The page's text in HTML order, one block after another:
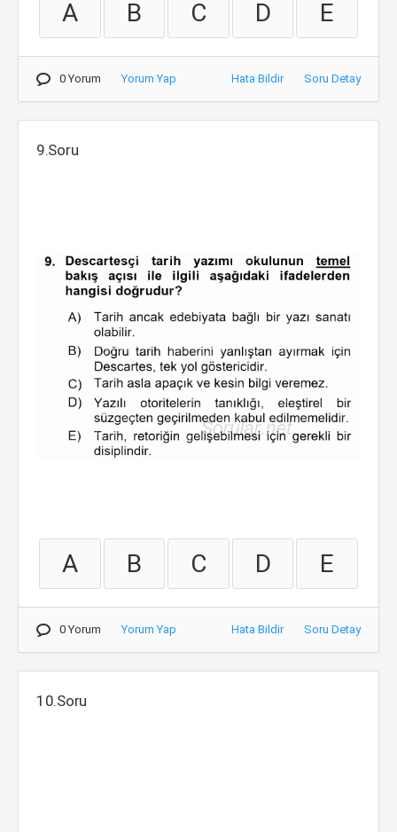
A B C D E
0 Yorum Yorum Yap Hata Bildir Soru Detay
9.Soru
A B C D E
0 Yorum Yorum Yap Hata Bildir Soru Detay
10.Soru